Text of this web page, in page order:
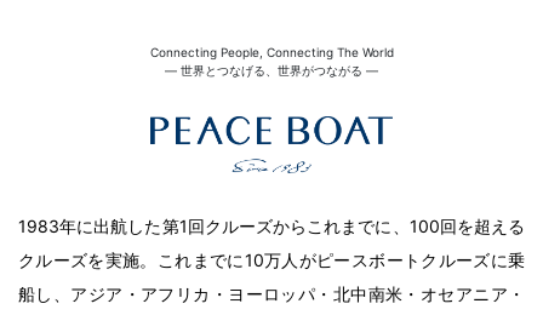
Connecting People, Connecting The World
― 世界とつなげる、世界がつながる ―
1983年に出航した第1回クルーズからこれまでに、100回を超える
クルーズを実施。これまでに10万人がピースボートクルーズに乗
船し、アジア・アフリカ・ヨーロッパ・北中南米・オセアニア・